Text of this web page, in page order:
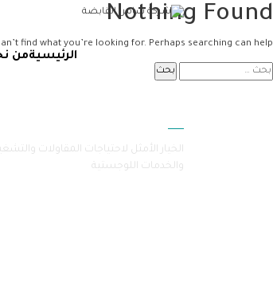
الرئيسيةمن
Nothing Found
find what you’re looking for. Perhaps searching can help.
الخيار الأمثل لاحتياجات المقاولات
والخدمات اللوجستية